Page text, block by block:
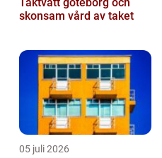
skonsam vård av taket
05 juli 2026